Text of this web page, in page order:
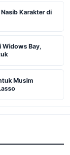
Karakter di
Widows Bay,
Musim